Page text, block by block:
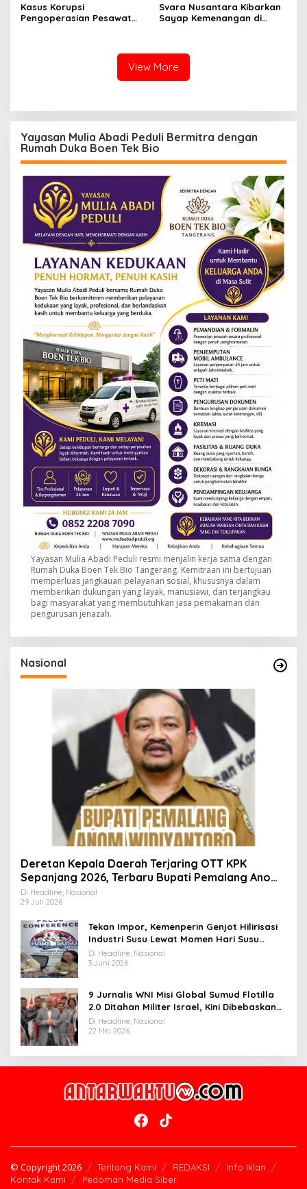
Kasus Korupsi
Pengoperasian Pesawat
Svara Nusantara Kibarkan
Sayap Kemenangan di
View More
Yayasan Mulia Abadi Peduli Bermitra dengan
Rumah Duka Boen Tek Bio
Yayasan Mulia Abadi Peduli resmi menjalin kerja sama dengan
Rumah Duka Boen Tek Bio Tangerang. Kemitraan ini bertujuan
memperluas jangkauan pelayanan sosial, khususnya dalam
memberikan dukungan yang layak, manusiawi, dan terjangkau
bagi masyarakat yang membutuhkan jasa pemakaman dan
pengurusan jenazah.
Nasional
Deretan Kepala Daerah Terjaring OTT KPK
Sepanjang 2026, Terbaru Bupati Pemalang Anom
Widiyantoro
Di Headline, Nasional
29 Juli 2026
Tekan Impor, Kemenperin Genjot Hilirisasi
Industri Susu Lewat Momen Hari Susu
Nusantara 2026
Di Headline, Nasional
3 Juni 2026
9 Jurnalis WNI Misi Global Sumud Flotilla
2.0 Ditahan Militer Israel, Kini Dibebaskan
dan Dievakuasi ke Istanbul
Di Headline, Nasional
22 Mei 2026
© Copyright 2026 Tentang Kami REDAKSI
Info Iklan
Kontak Kami
Pedoman Media Siber